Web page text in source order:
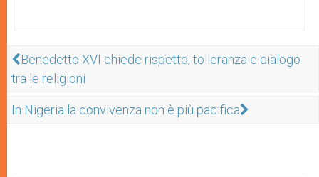
Benedetto XVI chiede rispetto, tolleranza e dialogo
tra le religioni
In Nigeria la convivenza non è più pacifica